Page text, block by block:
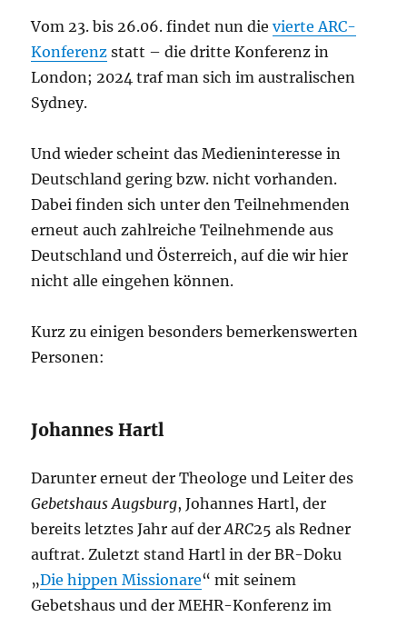
Vom 23. bis 26.06. findet nun dievierte ARC-
Konferenz statt – die dritte Konferenz in
London; 2024 traf man sich im australischen
Sydney.
Und wieder scheint das Medieninteresse in
Deutschland gering bzw. nicht vorhanden.
Dabei finden sich unter den Teilnehmenden
erneut auch zahlreiche Teilnehmende aus
Deutschland und Österreich, auf die wir hier
nicht alle eingehen können.
Kurz zu einigen besonders bemerkenswerten
Personen:
Johannes Hartl
Darunter erneut der Theologe und Leiter des
Gebetshaus Augsburg, Johannes Hartl, der
bereits letztes Jahr auf derARC25 als Redner
auftrat. Zuletzt stand Hartl in der BR-Doku
„Die hippen Missionare“ mit seinem
Gebetshaus und der MEHR-Konferenz im